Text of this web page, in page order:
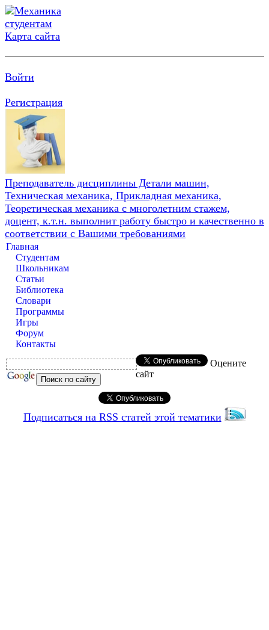
Карта сайта
Войти
Регистрация
Преподаватель дисциплины Детали машин,
Техническая механика, Прикладная механика,
Теоретическая механика с многолетним стажем,
доцент, к.т.н. выполнит работу быстро и качественно в
соответствии с Вашими требованиями
Главная
Студентам
Школьникам
Статьи
Библиотека
Словари
Программы
Игры
Форум
Контакты
Оцените
сайт
Подписаться на RSS статей этой тематики